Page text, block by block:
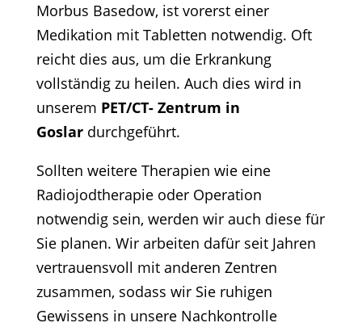
Morbus Basedow, ist vorerst einer
Medikation mit Tabletten notwendig. Oft
reicht dies aus, um die Erkrankung
vollständig zu heilen. Auch dies wird in
unserem PET/CT- Zentrum in
Goslar durchgeführt.
Sollten weitere Therapien wie eine
Radiojodtherapie oder Operation
notwendig sein, werden wir auch diese für
Sie planen. Wir arbeiten dafür seit Jahren
vertrauensvoll mit anderen Zentren
zusammen, sodass wir Sie ruhigen
Gewissens in unsere Nachkontrolle